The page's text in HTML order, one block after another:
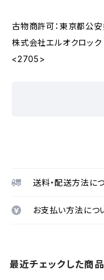
古物商許可：東京都公
株式会社エルオクロック
<2705>
送料・配送方法に
お支払い方法につ
最近チェックした商品